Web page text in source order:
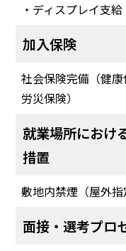
・ディスプレイ支給
加入保険
社会保険完備（健
労災保険）
就業場所におけ
措置
敷地内禁煙（屋外指
面接・選考プロ